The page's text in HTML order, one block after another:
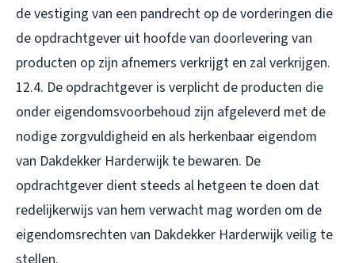
de vestiging van een pandrecht op de vorderingen die
de opdrachtgever uit hoofde van doorlevering van
producten op zijn afnemers verkrijgt en zal verkrijgen.
12.4. De opdrachtgever is verplicht de producten die
onder eigendomsvoorbehoud zijn afgeleverd met de
nodige zorgvuldigheid en als herkenbaar eigendom
van Dakdekker Harderwijk te bewaren. De
opdrachtgever dient steeds al hetgeen te doen dat
redelijkerwijs van hem verwacht mag worden om de
eigendomsrechten van Dakdekker Harderwijk veilig te